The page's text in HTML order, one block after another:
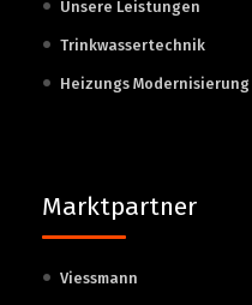
Unsere Leistungen
Trinkwassertechnik
Heizungs Modernisierung
Marktpartner
Viessmann